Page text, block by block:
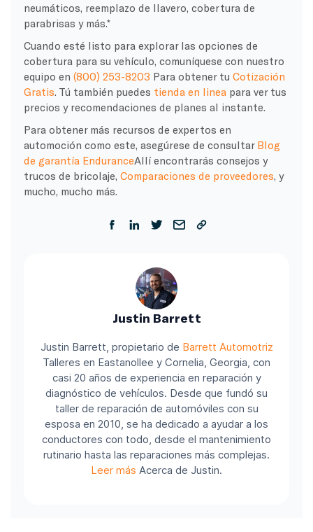
neumáticos, reemplazo de llavero, cobertura de
parabrisas y más.*
Cuando esté listo para explorar las opciones de
cobertura para su vehículo, comuníquese con nuestro
equipo en (800) 253-8203 Para obtener tu Cotización
Gratis . Tú también puedes tienda en linea para ver tus
precios y recomendaciones de planes al instante.
Para obtener más recursos de expertos en
automoción como este, asegúrese de consultar Blog
de garantía EnduranceAllí encontrarás consejos y
trucos de bricolaje, Comparaciones de proveedores , y
mucho, mucho más.
Justin Barrett
Justin Barrett, propietario de Barrett Automotriz
Talleres en Eastanollee y Cornelia, Georgia, con
casi 20 años de experiencia en reparación y
diagnóstico de vehículos. Desde que fundó su
taller de reparación de automóviles con su
esposa en 2010, se ha dedicado a ayudar a los
conductores con todo, desde el mantenimiento
rutinario hasta las reparaciones más complejas.
Leer más Acerca de Justin.